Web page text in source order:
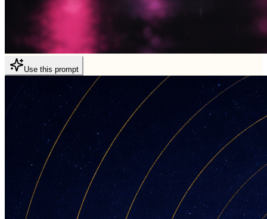
Use this prompt